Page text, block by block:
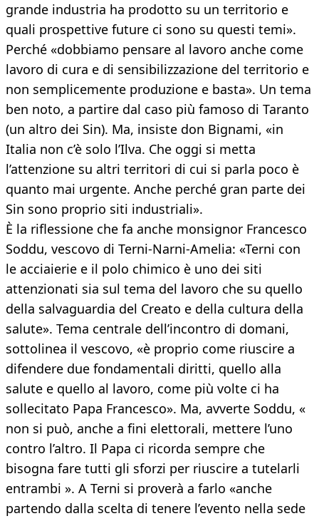
grande industria ha prodotto su un territorio e
quali prospettive future ci sono su questi temi».
Perché «dobbiamo pensare al lavoro anche come
lavoro di cura e di sensibilizzazione del territorio e
non semplicemente produzione e basta». Un tema
ben noto, a partire dal caso più famoso di Taranto
(un altro dei Sin). Ma, insiste don Bignami, «in
Italia non c’è solo l’Ilva. Che oggi si metta
l’attenzione su altri territori di cui si parla poco è
quanto mai urgente. Anche perché gran parte dei
Sin sono proprio siti industriali».
È la riflessione che fa anche monsignor Francesco
Soddu, vescovo di Terni-Narni-Amelia: «Terni con
le acciaierie e il polo chimico è uno dei siti
attenzionati sia sul tema del lavoro che su quello
della salvaguardia del Creato e della cultura della
salute». Tema centrale dell’incontro di domani,
sottolinea il vescovo, «è proprio come riuscire a
difendere due fondamentali diritti, quello alla
salute e quello al lavoro, come più volte ci ha
sollecitato Papa Francesco». Ma, avverte Soddu, «
non si può, anche a fini elettorali, mettere l’uno
contro l’altro. Il Papa ci ricorda sempre che
bisogna fare tutti gli sforzi per riuscire a tutelarli
entrambi ». A Terni si proverà a farlo «anche
partendo dalla scelta di tenere l’evento nella sede